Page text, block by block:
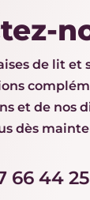
de lit et
et de nos
dès
66 44 25